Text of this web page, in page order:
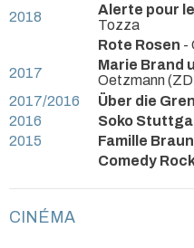
2018
Alerte pour
Tozza
Rote Rosen -
2017
Marie Brand
Oetzmann
2017/2016
Über die
2016
Soko
2015
Famille Braun
Comedy
CINÉMA